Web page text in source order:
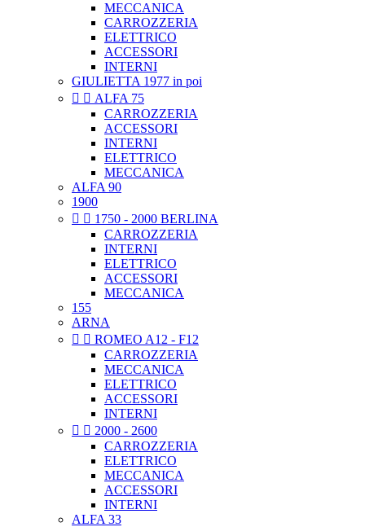
MECCANICA
CARROZZERIA
ELETTRICO
ACCESSORI
INTERNI
GIULIETTA 1977 in poi
  ALFA 75
CARROZZERIA
ACCESSORI
INTERNI
ELETTRICO
MECCANICA
ALFA 90
1900
  1750 - 2000 BERLINA
CARROZZERIA
INTERNI
ELETTRICO
ACCESSORI
MECCANICA
155
ARNA
  ROMEO A12 - F12
CARROZZERIA
MECCANICA
ELETTRICO
ACCESSORI
INTERNI
  2000 - 2600
CARROZZERIA
ELETTRICO
MECCANICA
ACCESSORI
INTERNI
ALFA 33